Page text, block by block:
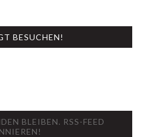
BESUCHEN!
BLEIBEN. RSS-FEED